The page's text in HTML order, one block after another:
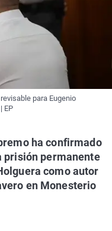
para Eugenio
EP
ha confirmado
prisión permanente
como autor
en Monesterio